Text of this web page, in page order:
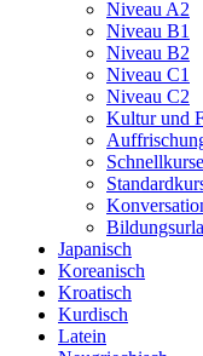
Niveau A2
Niveau B1
Niveau B2
Niveau C1
Niveau C2
Kultur und
Schnellkurse
Japanisch
Koreanisch
Kroatisch
Kurdisch
Latein